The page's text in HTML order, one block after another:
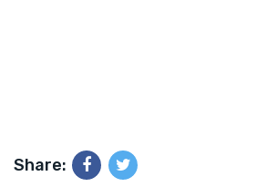
Share: